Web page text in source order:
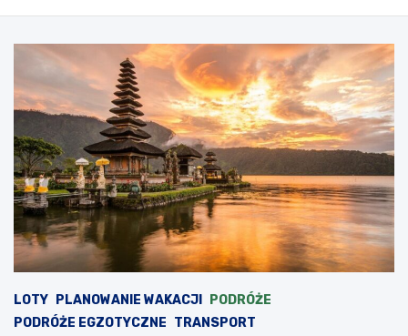
LOTY PLANOWANIE WAKACJI
PODRÓŻE
PODRÓŻE EGZOTYCZNE TRANSPORT